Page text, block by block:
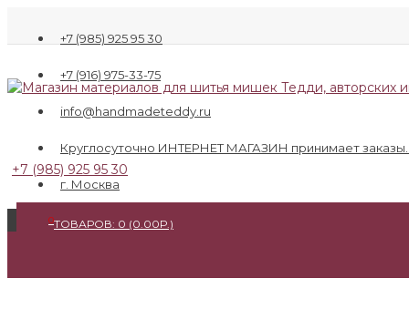
+7 (985) 925 95 30
+7 (916) 975-33-75
info@handmadeteddy.ru
Круглосуточно ИНТЕРНЕТ МАГАЗИН принимает
г. Москва
0ТОВАРОВ: 0 (0.00Р.)
+7 (985) 925 95 30